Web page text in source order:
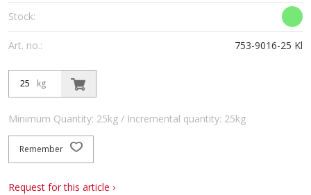
Stock:
Art. no.: 753-9016-25 Kl
kg
Minimum Quantity: 25kg / Incremental quantity: 25kg
Remember
Request for this article ›